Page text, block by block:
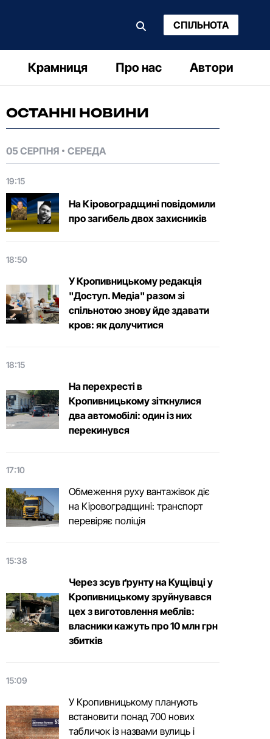
СПІЛЬНОТА
Крамниця Про нас Автори
ОСТАННІ НОВИНИ
05 СЕРПНЯ СЕРЕДА
19:15
На Кіровоградщині повідомили
про загибель двох захисників
18:50
У Кропивницькому редакція
"Доступ. Медіа" разом зі
спільнотою знову йде здавати
кров: як долучитися
18:15
На перехресті в
Кропивницькому зіткнулися
два автомобілі: один із них
перекинувся
17:10
Обмеження руху вантажівок діє
на Кіровоградщині: транспорт
перевіряє поліція
15:38
Через зсув ґрунту на Кущівці у
Кропивницькому зруйнувався
цех з виготовлення меблів:
власники кажуть про 10 млн грн
збитків
15:09
У Кропивницькому планують
встановити понад 700 нових
табличок із назвами вулиць і